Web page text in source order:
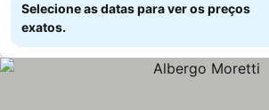
Selecione as datas para ver os preços
exatos.